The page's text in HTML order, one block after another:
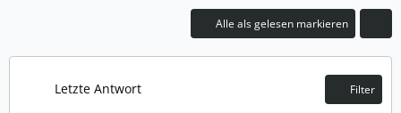
Alle als gelesen markieren
Letzte Antwort Filter